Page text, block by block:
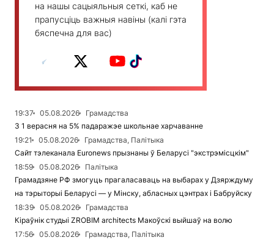
на нашы сацыяльныя сеткі, каб не
прапусціць важныя навіны (калі гэта
бяспечна для вас)
19:37 05.08.2026
Грамадства
З 1 верасня на 5% падаражэе школьнае харчаванне
19:21
05.08.2026
Грамадства, Палітыка
Сайт тэлеканала Euronews прызнаны ў Беларусі "экстрэмісцкім"
18:59
05.08.2026
Палітыка
Грамадзяне РФ змогуць прагаласаваць на выбарах у Дзярждуму
на тэрыторыі Беларусі — у Мінску, абласных цэнтрах і Бабруйску
18:39
05.08.2026
Грамадства
Кіраўнік студыі ZROBIM architects Макоўскі выйшаў на волю
17:56
05.08.2026
Грамадства, Палітыка